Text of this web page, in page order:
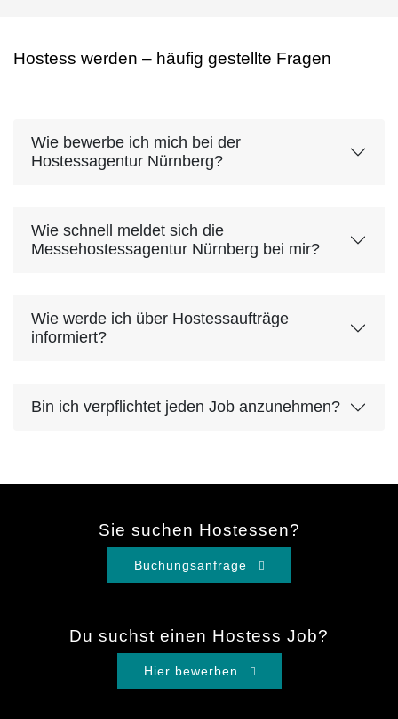
Hostess werden – häufig gestellte Fragen
Wie bewerbe ich mich bei der
Hostessagentur Nürnberg?
Wie schnell meldet sich die
Messehostessagentur Nürnberg bei mir?
Wie werde ich über Hostessaufträge
informiert?
Bin ich verpflichtet jeden Job anzunehmen?
Sie suchen Hostessen?
Buchungsanfrage
Du suchst einen Hostess Job?
Hier bewerben